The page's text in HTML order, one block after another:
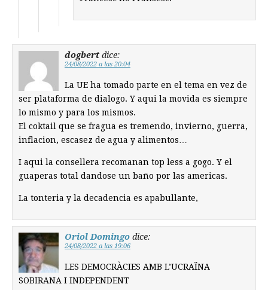
dogbert dice:
24/08/2022 a las 20:04
La UE ha tomado parte en el tema en vez de
ser plataforma de dialogo. Y aqui la movida es siempre
lo mismo y para los mismos.
El coktail que se fragua es tremendo, invierno, guerra,
inflacion, escasez de agua y alimentos…
I aqui la consellera recomanan top less a gogo. Y el
guaperas total dandose un baño por las americas.
La tonteria y la decadencia es apabullante,
Oriol Domingo dice:
24/08/2022 a las 19:06
LES DEMOCRÀCIES AMB L’UCRAÏNA
SOBIRANA I INDEPENDENT